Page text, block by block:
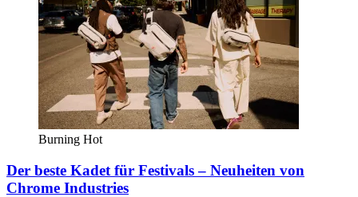
Burning Hot
Der beste Kadet für Festivals – Neuheiten von
Chrome Industries